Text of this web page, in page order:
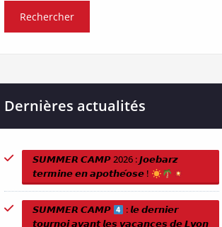
Dernières actualités
𝙎𝙐𝙈𝙈𝙀𝙍 𝘾𝘼𝙈𝙋 2026 : 𝙅𝙤𝙚𝙗𝙖𝙧𝙯
𝙩𝙚𝙧𝙢𝙞𝙣𝙚 𝙚𝙣 𝙖𝙥𝙤𝙩𝙝𝙚́𝙤𝙨𝙚 !
𝙎𝙐𝙈𝙈𝙀𝙍 𝘾𝘼𝙈𝙋
: 𝙡𝙚 𝙙𝙚𝙧𝙣𝙞𝙚𝙧
𝙩𝙤𝙪𝙧𝙣𝙤𝙞 𝙖𝙫𝙖𝙣𝙩 𝙡𝙚𝙨 𝙫𝙖𝙘𝙖𝙣𝙘𝙚𝙨 𝙙𝙚 𝙇𝙮𝙤𝙣